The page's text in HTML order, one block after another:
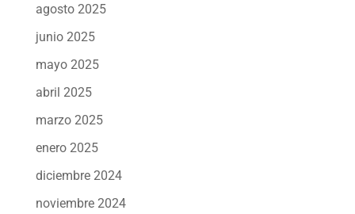
agosto 2025
junio 2025
mayo 2025
abril 2025
marzo 2025
enero 2025
diciembre 2024
noviembre 2024